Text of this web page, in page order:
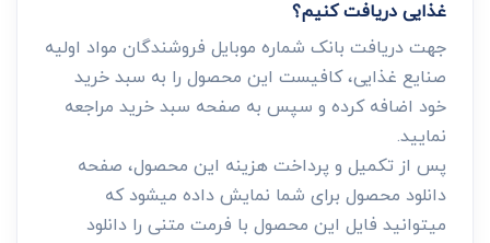
غذایی دریافت کنیم؟
جهت دریافت بانک شماره موبایل فروشندگان مواد اولیه
صنایع غذایی، کافیست این محصول را به سبد خرید
خود اضافه کرده و سپس به صفحه سبد خرید مراجعه
نمایید.
پس از تکمیل و پرداخت هزینه این محصول، صفحه
دانلود محصول برای شما نمایش داده میشود که
میتوانید فایل این محصول با فرمت متنی را دانلود